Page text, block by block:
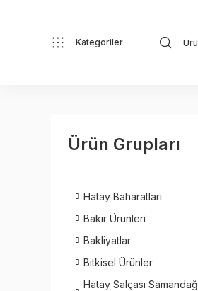
Kategoriler
Ürün Grupları
Hatay Baharatları
Bakır Ürünleri
Bakliyatlar
Bitkisel Ürünler
Hatay Salçası Samandağ